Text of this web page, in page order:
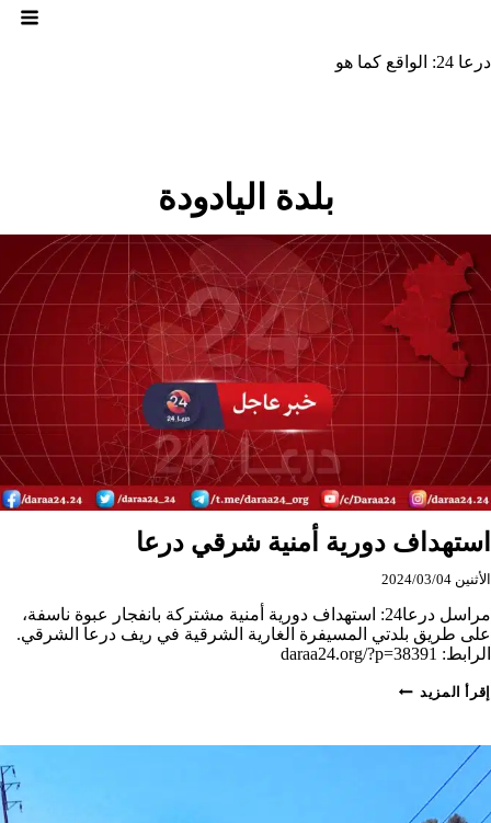
درعا 24: الواقع كما هو
بلدة اليادودة
استهداف دورية أمنية شرقي درعا
الأثنين 2024/03/04
مراسل درعا24: استهداف دورية أمنية مشتركة بانفجار عبوة ناسفة،
على طريق بلدتي المسيفرة الغارية الشرقية في ريف درعا الشرقي.
الرابط: daraa24.org/?p=38391
إقرأ المزيد استهداف
درعا